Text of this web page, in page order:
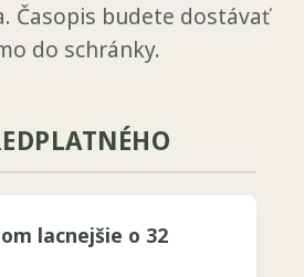
Časopis budete dostávať
do schránky.
lacnejšie o 32